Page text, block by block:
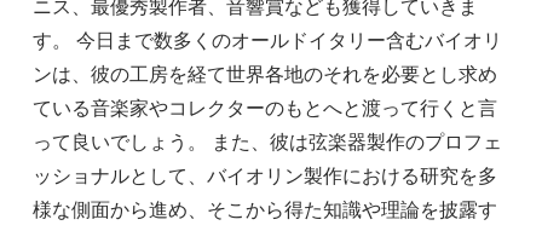
ニス、最優秀製作者、音響賞なども獲得していきま
す。 今日まで数多くのオールドイタリー含むバイオリ
ンは、彼の工房を経て世界各地のそれを必要とし求め
ている音楽家やコレクターのもとへと渡って行くと言
って良いでしょう。 また、彼は弦楽器製作のプロフェ
ッショナルとして、バイオリン製作における研究を多
様な側面から進め、そこから得た知識や理論を披露す